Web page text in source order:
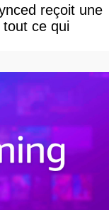
reçoit une
tout ce qui